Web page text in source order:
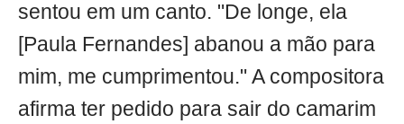
sentou em um canto. "De longe, ela
[Paula Fernandes] abanou a mão para
mim, me cumprimentou." A compositora
afirma ter pedido para sair do camarim